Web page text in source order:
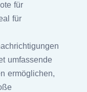
für
für
umfassende
ermöglichen,